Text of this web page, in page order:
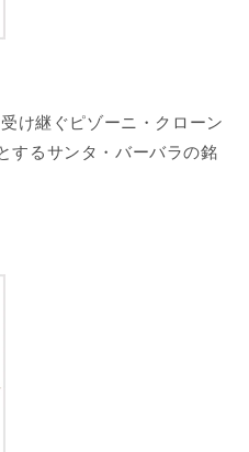
け継ぐピゾーニ・クローン
するサンタ・バーバラの銘